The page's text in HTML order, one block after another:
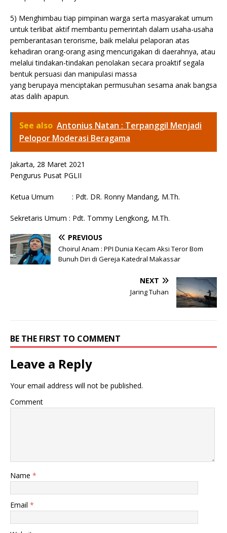
5) Menghimbau tiap pimpinan warga serta masyarakat umum
untuk terlibat aktif membantu pemerintah dalam usaha-usaha
pemberantasan terorisme, baik melalui pelaporan atas
kehadiran orang-orang asing mencurigakan di daerahnya, atau
melalui tindakan-tindakan penolakan secara proaktif segala
bentuk persuasi dan manipulasi massa
yang berupaya menciptakan permusuhan sesama anak bangsa
atas dalih apapun.
See also Antonius Natan : Terpanggil Menjadi
Pelopor Moderasi Beragama
Jakarta, 28 Maret 2021
Pengurus Pusat PGLII
Ketua Umum : Pdt. DR. Ronny Mandang, M.Th.
Sekretaris Umum : Pdt. Tommy Lengkong, M.Th.
PREVIOUS
Choirul Anam : PPI Dunia Kecam Aksi Teror Bom
Bunuh Diri di Gereja Katedral Makassar
NEXT
Jaring Tuhan
BE THE FIRST TO COMMENT
Leave a Reply
Your email address will not be published.
Comment
Name *
Email *